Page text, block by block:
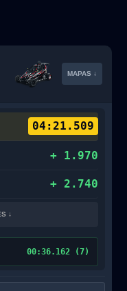
MAPAS ↓
04:21.509
+ 1.970
+ 2.740
↓
00:36.162 (7)